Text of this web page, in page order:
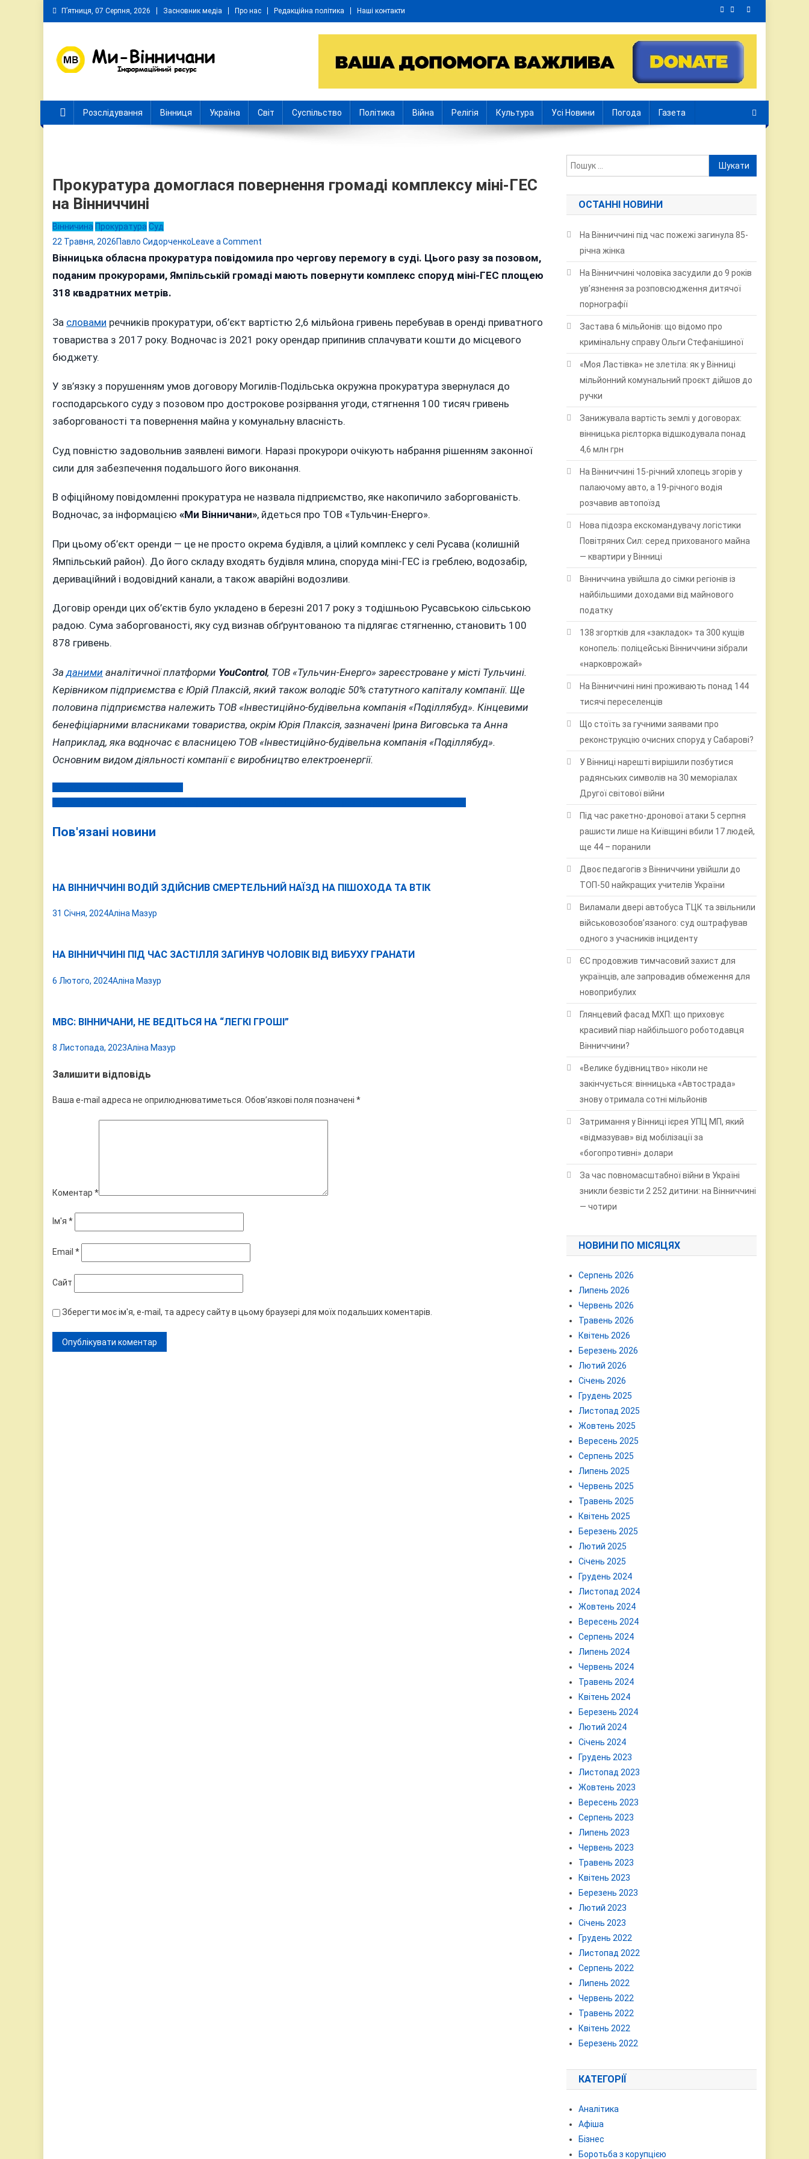
Skip
to
П’ятниця, 07 Серпня, 2026 Засновник медіа Про нас Редакційна політика Наші контакти
Розслідування Вінниця Україна Світ Суспільство Політика Війна Релігія Культура Усі Новини Погода Газета
Прокуратура домоглася повернення громаді комплексу міні-ГЕС
на Вінниччині
Вінничина Прокуратура Суд
22 Травня, 2026Павло СидорченкоLeave a Comment
Прокуратура
домоглася
ГЕС
Вінницька обласна прокуратура повідомила про чергову перемогу в суді. Цього разу за позовом,
поданим прокурорами, Ямпільській громаді мають повернути комплекс споруд міні-ГЕС площею
318 квадратних метрів.
За словами речників прокуратури, об’єкт вартістю 2,6 мільйона гривень перебував в оренді приватного
товариства з 2017 року. Водночас із 2021 року орендар припинив сплачувати кошти до місцевого
бюджету.
У зв’язку з порушенням умов договору Могилів-Подільська окружна прокуратура звернулася до
господарського суду з позовом про дострокове розірвання угоди, стягнення 100 тисяч гривень
заборгованості та повернення майна у комунальну власність.
Суд повністю задовольнив заявлені вимоги. Наразі прокурори очікують набрання рішенням законної
сили для забезпечення подальшого його виконання.
В офіційному повідомленні прокуратура не назвала підприємство, яке накопичило заборгованість.
Водночас, за інформацією «Ми Вінничани», йдеться про ТОВ «Тульчин-Енерго».
При цьому об’єкт оренди — це не просто окрема будівля, а цілий комплекс у селі Русава (колишній
Ямпільський район). До його складу входять будівля млина, споруда міні-ГЕС із греблею, водозабір,
дериваційний і водовідний канали, а також аварійні водозливи.
Договір оренди цих об’єктів було укладено в березні 2017 року з тодішньою Русавською сільською
радою. Сума заборгованості, яку суд визнав обґрунтованою та підлягає стягненню, становить 100
878 гривень.
За даними аналітичної платформи YouControl, ТОВ «Тульчин-Енерго» зареєстроване у місті Тульчині.
Керівником підприємства є Юрій Плаксій, який також володіє 50% статутного капіталу компанії. Ще
половина підприємства належить ТОВ «Інвестиційно-будівельна компанія «Поділлябуд». Кінцевими
бенефіціарними власниками товариства, окрім Юрія Плаксія, зазначені Ірина Виговська та Анна
Наприклад, яка водночас є власницею ТОВ «Інвестиційно-будівельна компанія «Поділлябуд».
Основним видом діяльності компанії є виробництво електроенергії.
Навігація
Пов'язані новини
НА ВІННИЧЧИНІ ВОДІЙ ЗДІЙСНИВ СМЕРТЕЛЬНИЙ НАЇЗД НА ПІШОХОДА ТА ВТІК
31 Січня, 2024Аліна Мазур
НА ВІННИЧЧИНІ ПІД ЧАС ЗАСТІЛЛЯ ЗАГИНУВ ЧОЛОВІК ВІД ВИБУХУ ГРАНАТИ
6 Лютого, 2024Аліна Мазур
МВС: ВІННИЧАНИ, НЕ ВЕДІТЬСЯ НА “ЛЕГКІ ГРОШІ”
8 Листопада, 2023Аліна Мазур
Залишити відповідь
Ваша e-mail адреса не оприлюднюватиметься. Обов’язкові поля позначені *
Коментар *
Ім'я *
Email *
Сайт
Зберегти моє ім'я, e-mail, та адресу сайту в цьому браузері для моїх подальших коментарів.
Пошук:
ОСТАННІ НОВИНИ
На Вінниччині під час пожежі загинула 85-
річна жінка
На Вінниччині чоловіка засудили до 9 років
ув’язнення за розповсюдження дитячої
порнографії
Застава 6 мільйонів: що відомо про
кримінальну справу Ольги Стефанішиної
«Моя Ластівка» не злетіла: як у Вінниці
мільйонний комунальний проєкт дійшов до
ручки
Занижувала вартість землі у договорах:
вінницька рієлторка відшкодувала понад
4,6 млн грн
На Вінниччині 15-річний хлопець згорів у
палаючому авто, а 19-річного водія
розчавив автопоїзд
Нова підозра екскомандувачу логістики
Повітряних Сил: серед прихованого майна
— квартири у Вінниці
Вінниччина увійшла до сімки регіонів із
найбільшими доходами від майнового
податку
138 згортків для «закладок» та 300 кущів
конопель: поліцейські Вінниччини зібрали
«нарковрожай»
На Вінниччині нині проживають понад 144
тисячі переселенців
Що стоїть за гучними заявами про
реконструкцію очисних споруд у Сабарові?
У Вінниці нарешті вирішили позбутися
радянських символів на 30 меморіалах
Другої світової війни
Під час ракетно-дронової атаки 5 серпня
рашисти лише на Київщині вбили 17 людей,
ще 44 – поранили
Двоє педагогів з Вінниччини увійшли до
ТОП-50 найкращих учителів України
Виламали двері автобуса ТЦК та звільнили
військовозобов’язаного: суд оштрафував
одного з учасників інциденту
ЄС продовжив тимчасовий захист для
українців, але запровадив обмеження для
новоприбулих
Глянцевий фасад МХП: що приховує
красивий піар найбільшого роботодавця
Вінниччини?
«Велике будівництво» ніколи не
закінчується: вінницька «Автострада»
знову отримала сотні мільйонів
Затримання у Вінниці ієрея УПЦ МП, який
«відмазував» від мобілізації за
«богопротивні» долари
За час повномасштабної війни в Україні
зникли безвісти 2 252 дитини: на Вінниччині
— чотири
НОВИНИ ПО МІСЯЦЯХ
Серпень 2026
Липень 2026
Червень 2026
Травень 2026
Квітень 2026
Березень 2026
Лютий 2026
Січень 2026
Грудень 2025
Листопад 2025
Жовтень 2025
Вересень 2025
Серпень 2025
Липень 2025
Червень 2025
Травень 2025
Квітень 2025
Березень 2025
Лютий 2025
Січень 2025
Грудень 2024
Листопад 2024
Жовтень 2024
Вересень 2024
Серпень 2024
Липень 2024
Червень 2024
Травень 2024
Квітень 2024
Березень 2024
Лютий 2024
Січень 2024
Грудень 2023
Листопад 2023
Жовтень 2023
Вересень 2023
Серпень 2023
Липень 2023
Червень 2023
Травень 2023
Квітень 2023
Березень 2023
Лютий 2023
Січень 2023
Грудень 2022
Листопад 2022
Серпень 2022
Липень 2022
Червень 2022
Травень 2022
Квітень 2022
Березень 2022
КАТЕГОРІЇ
Аналітика
Афіша
Бізнес
Боротьба з корупцією